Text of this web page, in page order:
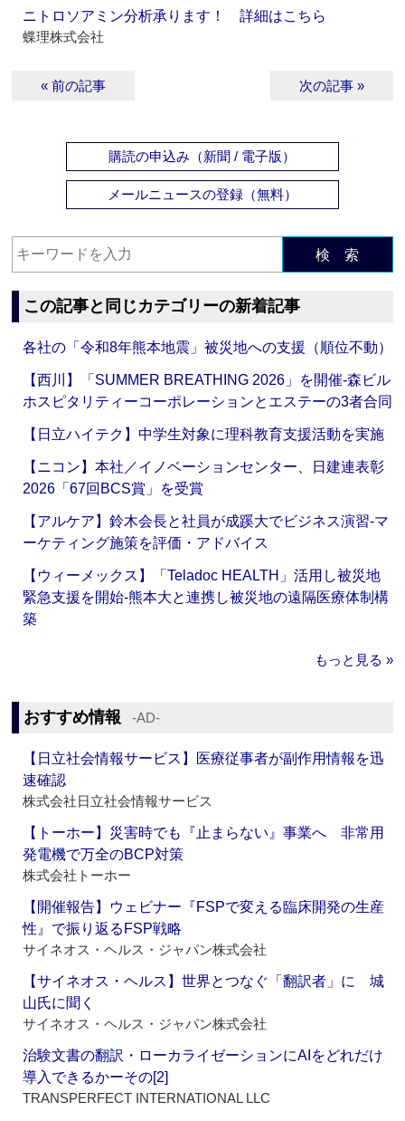
ニトロソアミン分析承ります！ 詳細はこちら
蝶理株式会社
« 前の記事 次の記事 »
購読の申込み（新聞 / 電子版）
メールニュースの登録（無料）
検 索
この記事と同じカテゴリーの新着記事
各社の「令和8年熊本地震」被災地への支援（順位不動）
【西川】「SUMMER BREATHING 2026」を開催‐森ビル
ホスピタリティーコーポレーションとエステーの3者合同
【日立ハイテク】中学生対象に理科教育支援活動を実施
【ニコン】本社／イノベーションセンター、日建連表彰
2026「67回BCS賞」を受賞
【アルケア】鈴木会長と社員が成蹊大でビジネス演習‐マ
ーケティング施策を評価・アドバイス
【ウィーメックス】「Teladoc HEALTH」活用し被災地
緊急支援を開始‐熊本大と連携し被災地の遠隔医療体制構
築
もっと見る »
おすすめ情報 ‐AD‐
【日立社会情報サービス】医療従事者が副作用情報を迅
速確認
株式会社日立社会情報サービス
【トーホー】災害時でも『止まらない』事業へ 非常用
発電機で万全のBCP対策
株式会社トーホー
【開催報告】ウェビナー『FSPで変える臨床開発の生産
性』で振り返るFSP戦略
サイネオス・ヘルス・ジャパン株式会社
【サイネオス・ヘルス】世界とつなぐ「翻訳者」に 城
山氏に聞く
サイネオス・ヘルス・ジャパン株式会社
治験文書の翻訳・ローカライゼーションにAIをどれだけ
導入できるかーその[2]
TRANSPERFECT INTERNATIONAL LLC